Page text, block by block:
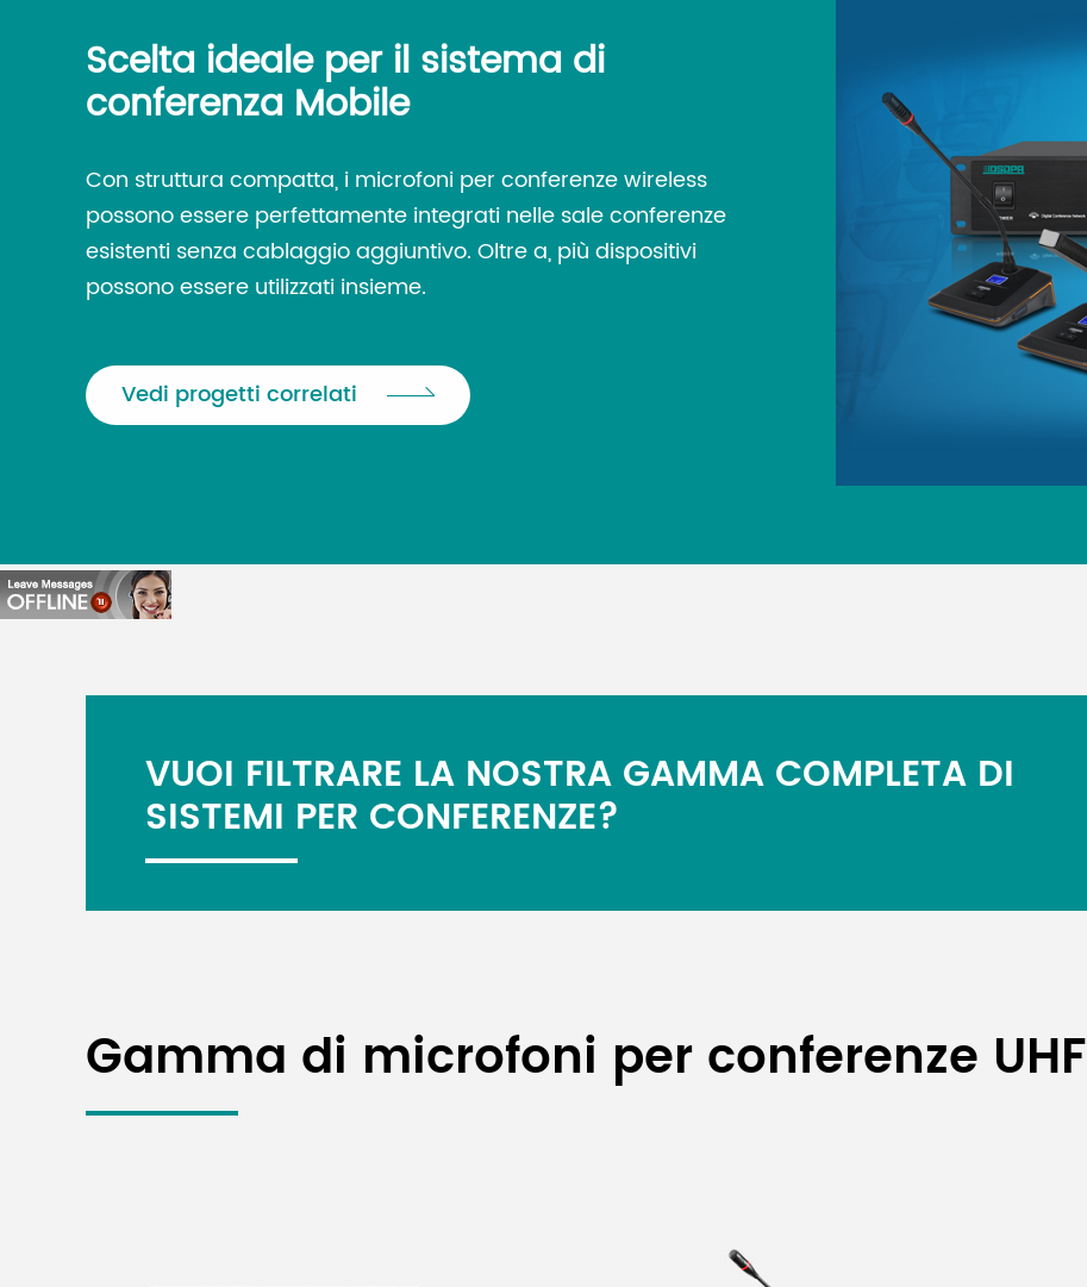
Scelta ideale per il sistema di
conferenza Mobile
Con struttura compatta, i microfoni per conferenze wireless
possono essere perfettamente integrati nelle sale conferenze
esistenti senza cablaggio aggiuntivo. Oltre a, più dispositivi
possono essere utilizzati insieme.
Vedi progetti correlati
VUOI FILTRARE LA NOSTRA GAMMA COMPLETA DI
SISTEMI PER CONFERENZE?
Gamma di microfoni per conferenze UHF